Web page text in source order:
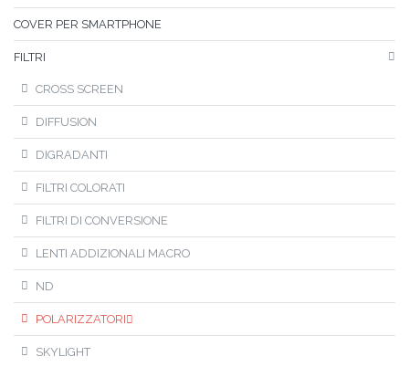
COVER PER SMARTPHONE
FILTRI
CROSS SCREEN
DIFFUSION
DIGRADANTI
FILTRI COLORATI
FILTRI DI CONVERSIONE
LENTI ADDIZIONALI MACRO
ND
POLARIZZATORI
SKYLIGHT